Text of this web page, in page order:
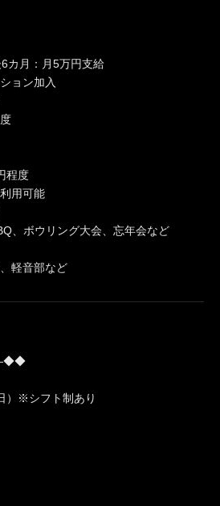
月：月5万円支給
ョン加入
程度
用可能
、ボウリング大会、忘年会など
軽音部など
）※シフト制あり